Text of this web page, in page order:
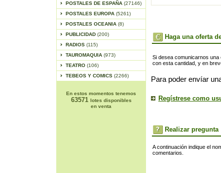
POSTALES DE ESPAÑA (27146)
POSTALES EUROPA (5261)
POSTALES OCEANIA (8)
PUBLICIDAD (200)
RADIOS (115)
TAUROMAQUIA (973)
TEATRO (106)
TEBEOS Y COMICS (2266)
En estos momentos tenemos
63571 lotes disponibles
en venta
Haga una oferta
Si desea comunicarnos
con esta cantidad, y en
Para poder envíar
Regístrese como
Realizar pregunta
A continuación indique el
comentarios.